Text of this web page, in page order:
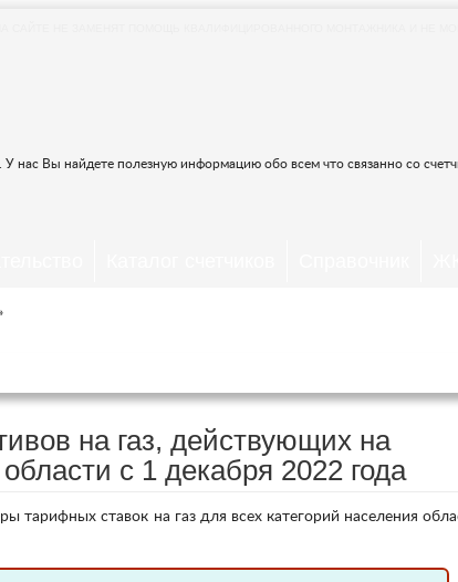
нас Вы найдете полезную информацию обо всем что связанно со
»
на газ, действующих на
с 1 декабря 2022 года